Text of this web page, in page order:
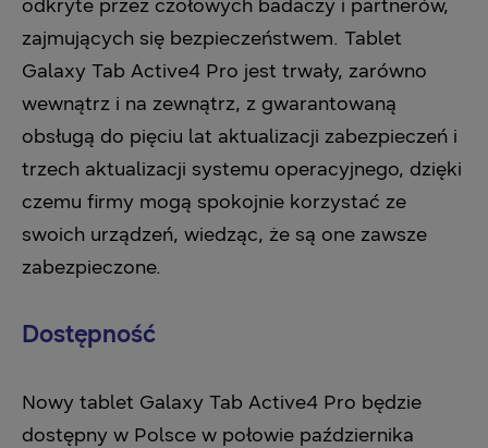
odkryte przez czołowych badaczy i partnerów,
zajmujących się bezpieczeństwem. Tablet
Galaxy Tab Active4 Pro jest trwały, zarówno
wewnątrz i na zewnątrz, z gwarantowaną
obsługą do pięciu lat aktualizacji zabezpieczeń i
trzech aktualizacji systemu operacyjnego, dzięki
czemu firmy mogą spokojnie korzystać ze
swoich urządzeń, wiedząc, że są one zawsze
zabezpieczone.
Dostępność
Nowy tablet Galaxy Tab Active4 Pro będzie
dostępny w Polsce w połowie października